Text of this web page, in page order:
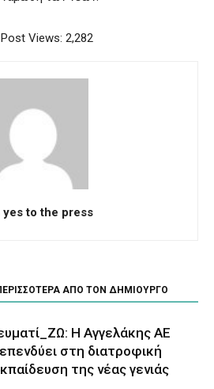
Post Views: 2,282
yes to the press
ΑΠΟ ΤΟΝ ΔΗΜΙΟΥΡΓΟ
Η Αγγελάκης ΑΕ
επενδύει στη διατροφική
της νέας γενιάς